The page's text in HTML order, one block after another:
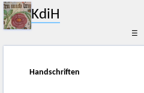
KdiH
☰
Handschriften